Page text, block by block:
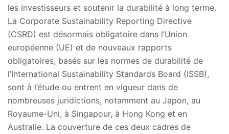
les investisseurs et soutenir la durabilité à long terme.
La Corporate Sustainability Reporting Directive
(CSRD) est désormais obligatoire dans l’Union
européenne (UE) et de nouveaux rapports
obligatoires, basés sur les normes de durabilité de
l’International Sustainability Standards Board (ISSB),
sont à l’étude ou entrent en vigueur dans de
nombreuses juridictions, notamment au Japon, au
Royaume-Uni, à Singapour, à Hong Kong et en
Australie. La couverture de ces deux cadres de